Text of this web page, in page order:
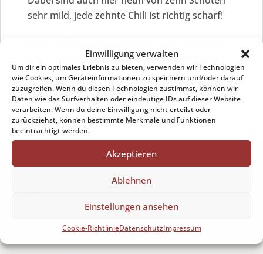
Einwilligung verwalten
Um dir ein optimales Erlebnis zu bieten, verwenden wir Technologien
wie Cookies, um Geräteinformationen zu speichern und/oder darauf
zuzugreifen. Wenn du diesen Technologien zustimmst, können wir
Daten wie das Surfverhalten oder eindeutige IDs auf dieser Website
verarbeiten. Wenn du deine Einwilligung nicht erteilst oder
zurückziehst, können bestimmte Merkmale und Funktionen
beeinträchtigt werden.
Akzeptieren
Ablehnen
Einstellungen ansehen
Cookie-RichtlinieDatenschutzImpressum
sehr mild, jede zehnte Chili ist richtig scharf!
Tipps & Tricks zur Pflege deiner Chili-Pflanze
bekommst duhier.
Pasten & Salsas